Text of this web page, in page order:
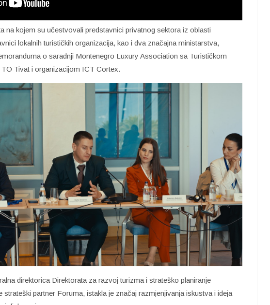
na kojem su učestvovali predstavnici privatnog sektora iz oblasti
lokalnih turističkih organizacija, kao i dva značajna ministarstva,
o saradnji Montenegro Luxury Association sa Turističkom
Tivat i organizacijom ICT Cortex.
direktorica Direktorata za razvoj turizma i strateško planiranje
strateški partner Foruma, istakla je značaj razmjenjivanja iskustva i ideja